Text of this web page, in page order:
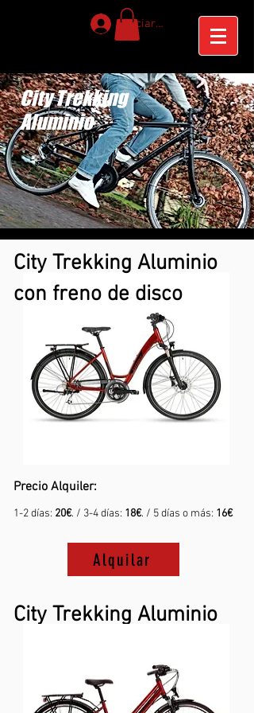
Iniciar sesión
City Trekking
Aluminio
City Trekking Aluminio
con freno de disco
Precio Alquiler:
1-2 días: 20€. / 3-4 días: 18€. / 5 días o más: 16€
Alquilar
City Trekking Aluminio